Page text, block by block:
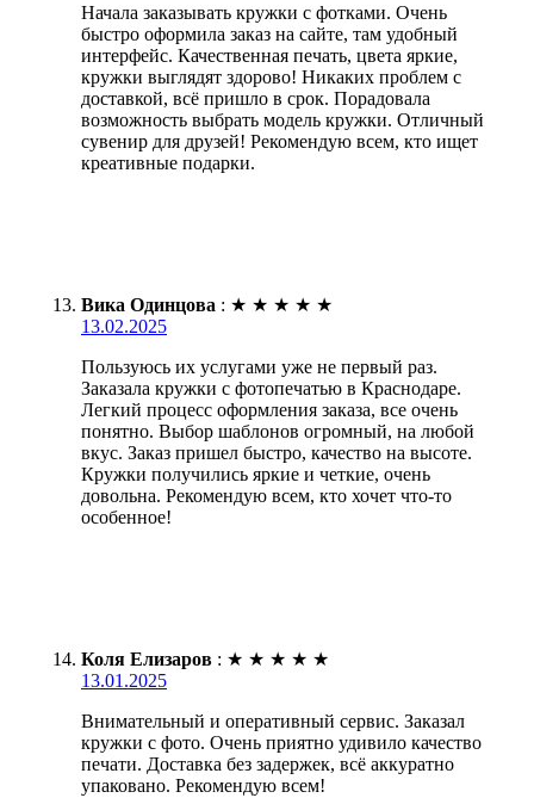
Начала заказывать кружки с фотками. Очень
быстро оформила заказ на сайте, там удобный
интерфейс. Качественная печать, цвета яркие,
кружки выглядят здорово! Никаких проблем с
доставкой, всё пришло в срок. Порадовала
возможность выбрать модель кружки. Отличный
сувенир для друзей! Рекомендую всем, кто ищет
креативные подарки.
Вика Одинцова : ★ ★ ★ ★ ★
13.02.2025
Пользуюсь их услугами уже не первый раз.
Заказала кружки с фотопечатью в Краснодаре.
Легкий процесс оформления заказа, все очень
понятно. Выбор шаблонов огромный, на любой
вкус. Заказ пришел быстро, качество на высоте.
Кружки получились яркие и четкие, очень
довольна. Рекомендую всем, кто хочет что-то
особенное!
Коля Елизаров : ★ ★ ★ ★ ★
13.01.2025
Внимательный и оперативный сервис. Заказал
кружки с фото. Очень приятно удивило качество
печати. Доставка без задержек, всё аккуратно
упаковано. Рекомендую всем!